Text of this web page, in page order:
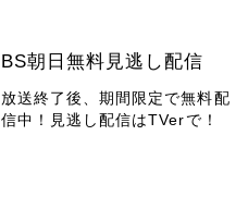
BS朝日無料見逃し配信
放送終了後、期間限定で無料配
信中！見逃し配信はTVerで！